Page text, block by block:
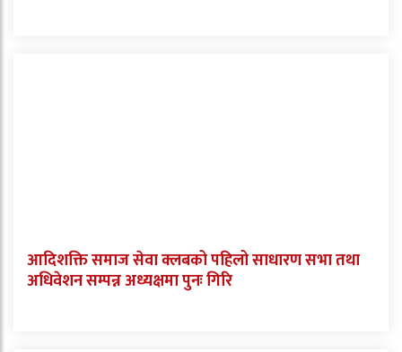
आदिशक्ति समाज सेवा क्लबको पहिलो साधारण सभा तथा
अधिवेशन सम्पन्न अध्यक्षमा पुनः गिरि